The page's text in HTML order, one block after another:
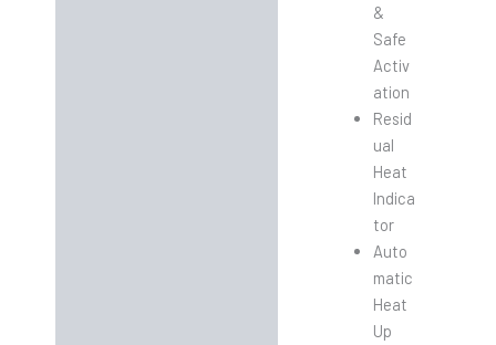
&
Safe
Activ
ation
Resid
ual
Heat
Indica
tor
Auto
matic
Heat
Up